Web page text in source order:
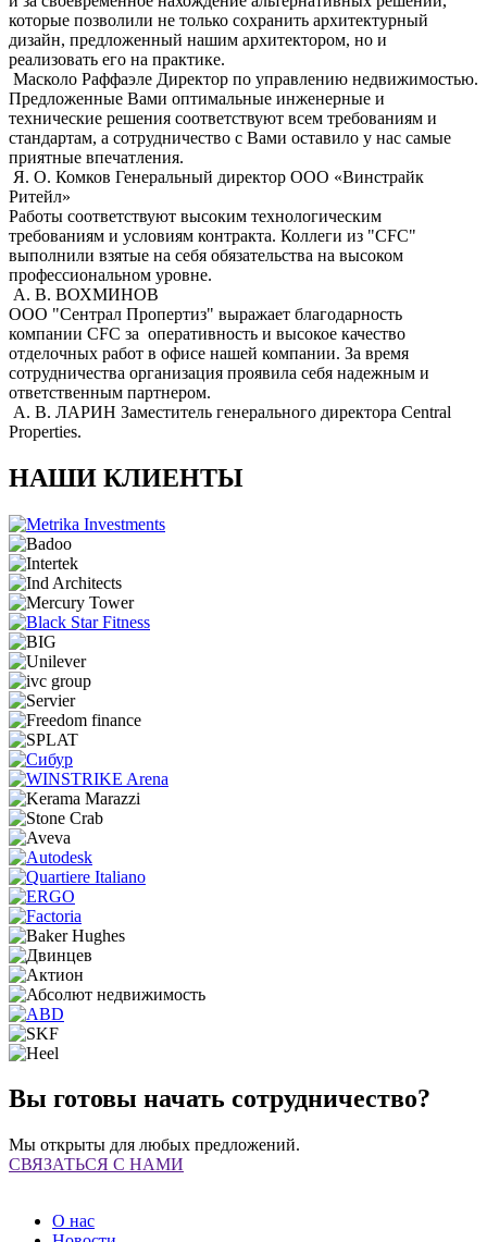
которые позволили не только сохранить архитектурный
дизайн, предложенный нашим архитектором, но и
реализовать его на практике.
Масколо Раффаэле Директор по управлению недвижимостью.
Предложенные Вами оптимальные инженерные и
технические решения соответствуют всем требованиям и
стандартам, а сотрудничество с Вами оставило у нас самые
приятные впечатления.
Я. О. Комков Генеральный директор ООО «Винстрайк
Ритейл»
Работы соответствуют высоким технологическим
требованиям и условиям контракта. Коллеги из "CFC"
выполнили взятые на себя обязательства на высоком
профессиональном уровне.
А. В. ВОХМИНОВ
ООО "Сентрал Пропертиз" выражает благодарность
компании CFC за оперативность и высокое качество
отделочных работ в офисе нашей компании. За время
сотрудничества организация проявила себя надежным и
ответственным партнером.
А. В. ЛАРИН Заместитель генерального директора Central
Properties.
НАШИ КЛИЕНТЫ
Вы готовы начать сотрудничество?
Мы открыты для любых предложений.
СВЯЗАТЬСЯ С НАМИ
О нас